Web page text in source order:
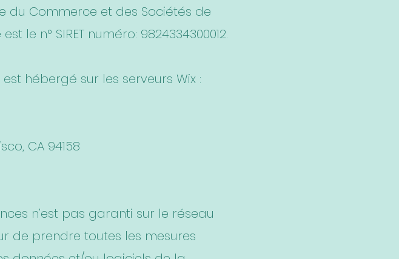
du Commerce et des Sociétés de
le n° SIRET numéro: 9824334300012.
est hébergé sur les serveurs Wix :
CA 94158
n’est pas garanti sur le réseau
de prendre toutes les mesures